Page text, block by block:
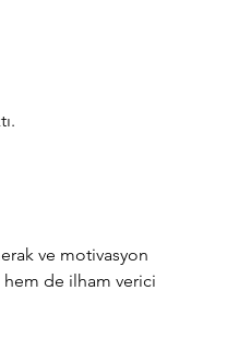
ve motivasyon
hem de ilham verici